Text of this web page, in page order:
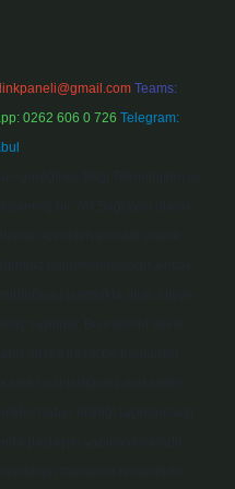
Teams:
0262 606 0 726 Telegram: